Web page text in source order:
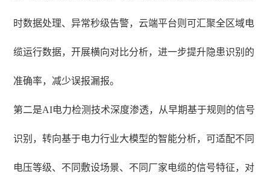
时数据处理、异常秒级告警，云端平台则可汇聚全区域电
缆运行数据，开展横向对比分析，进一步提升隐患识别的
准确率，减少误报漏报。
第二是AI电力检测技术深度渗透，从早期基于规则的信号
识别，转向基于电力行业大模型的智能分析，可适配不同
电压等级、不同敷设场景、不同厂家电缆的信号特征，对